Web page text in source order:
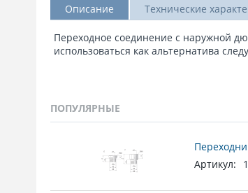
Описание Технические
Переходное соединение с наружной
использоваться как альтернатива
ПОПУЛЯРНЫЕ
Артикул: